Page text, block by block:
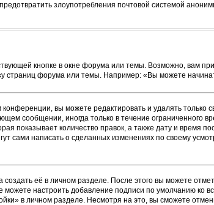
злоупотребления почтовой системой
кнопке в окне форума или темы. Возможно, вам
страниц форума или темы. Например: «Вы можете
вы можете редактировать и удалять
сообщении, иногда только в течение ограниченного
показывает количество правок, а также дату и время
сами написать о сделанных изменениях по своему
её в личном разделе. После этого вы можете
можете настроить добавление подписи по умолчанию ко
в личном разделе. Несмотря на это, вы сможете